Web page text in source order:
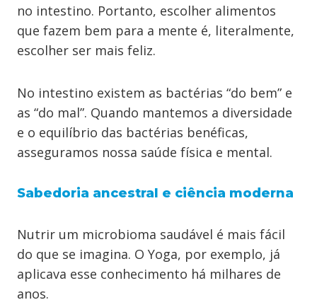
no intestino. Portanto, escolher alimentos
que fazem bem para a mente é, literalmente,
escolher ser mais feliz.
No intestino existem as bactérias “do bem” e
as “do mal”. Quando mantemos a diversidade
e o equilíbrio das bactérias benéficas,
asseguramos nossa saúde física e mental.
Sabedoria ancestral e ciência moderna
Nutrir um microbioma saudável é mais fácil
do que se imagina. O Yoga, por exemplo, já
aplicava esse conhecimento há milhares de
anos.